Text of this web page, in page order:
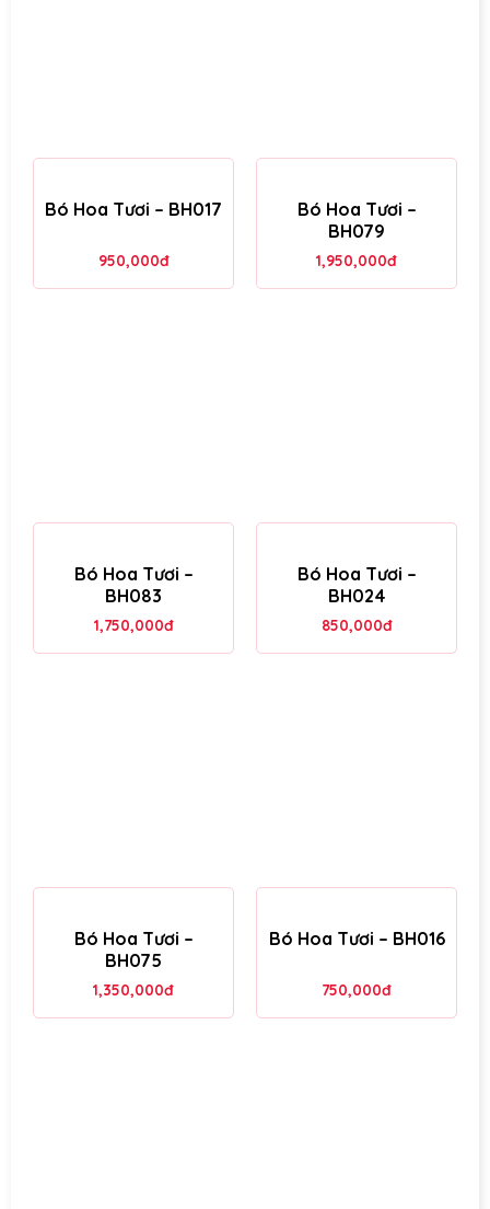
Bó Hoa Tươi – BH017
950,000đ
Bó Hoa Tươi –
BH079
1,950,000đ
Bó Hoa Tươi –
BH083
1,750,000đ
Bó Hoa Tươi –
BH024
850,000đ
Bó Hoa Tươi –
BH075
1,350,000đ
Bó Hoa Tươi – BH016
750,000đ